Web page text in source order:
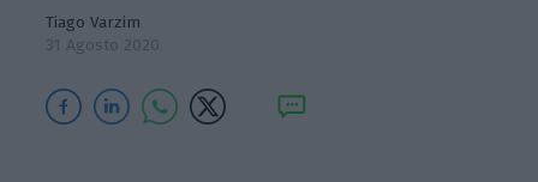
Tiago Varzim
31 Agosto 2020